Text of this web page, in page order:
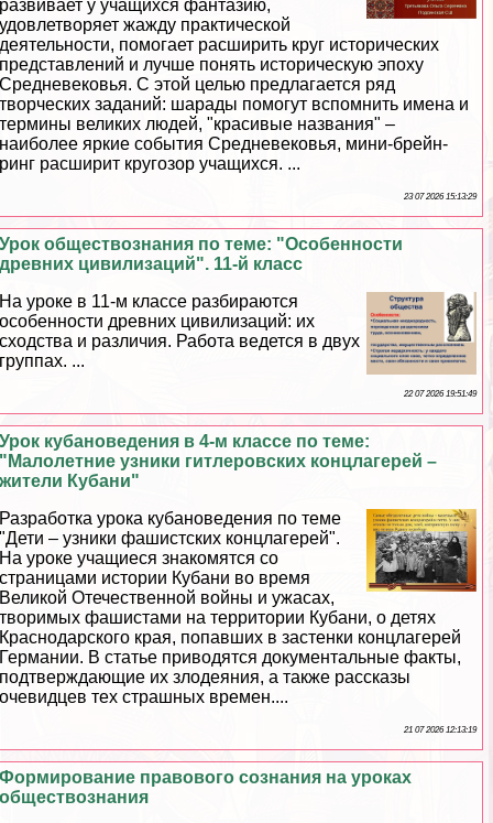
развивает у учащихся фантазию,
удовлетворяет жажду пpaктической
деятельности, помогает расширить круг исторических
представлений и лучше понять историческую эпоху
Средневековья. С этой целью предлагается ряд
творческих заданий: шарады помогут вспомнить имена и
термины великих людей, "красивые названия" –
наиболее яркие события Cредневековья, мини-брейн-
ринг расширит кругозор учащихся. ...
23 07 2026 15:13:29
Урок обществознания по теме: "Особенности
древних цивилизаций". 11-й класс
На уроке в 11-м классе разбираются
особенности древних цивилизаций: их
сходства и различия. Работа ведется в двух
группах. ...
22 07 2026 19:51:49
Урок кубановедения в 4-м классе по теме:
"Малолетние узники гитлеровских концлагерей –
жители Кубани"
Разработка урока кубановедения по теме
"Дети – узники фашистских концлагерей".
На уроке учащиеся знакомятся со
страницами истории Кубани во время
Великой Отечественной войны и ужасах,
творимых фашистами на территории Кубани, о детях
Краснодарского края, попавших в застенки концлагерей
Германии. В статье приводятся документальные факты,
подтверждающие их злодеяния, а также рассказы
очевидцев тех страшных времен....
21 07 2026 12:13:19
Формирование правового сознания на уроках
обществознания